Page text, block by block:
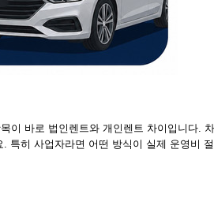
이 바로 법인렌트와 개인렌트 차이입니다.
특히 사업자라면 어떤 방식이 실제 운영비